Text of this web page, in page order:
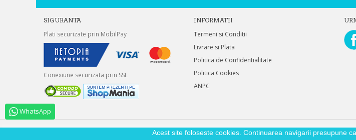
WhatsApp
SIGURANTA
Plati securizate prin MobilPay
Conexiune securizata prin SSL
INFORMATII
Termeni si Conditii
Livrare si Plata
Politica de Confidentialitate
Politica Cookies
ANPC
Acest site foloseste cookies. Continuarea navigarii presupune